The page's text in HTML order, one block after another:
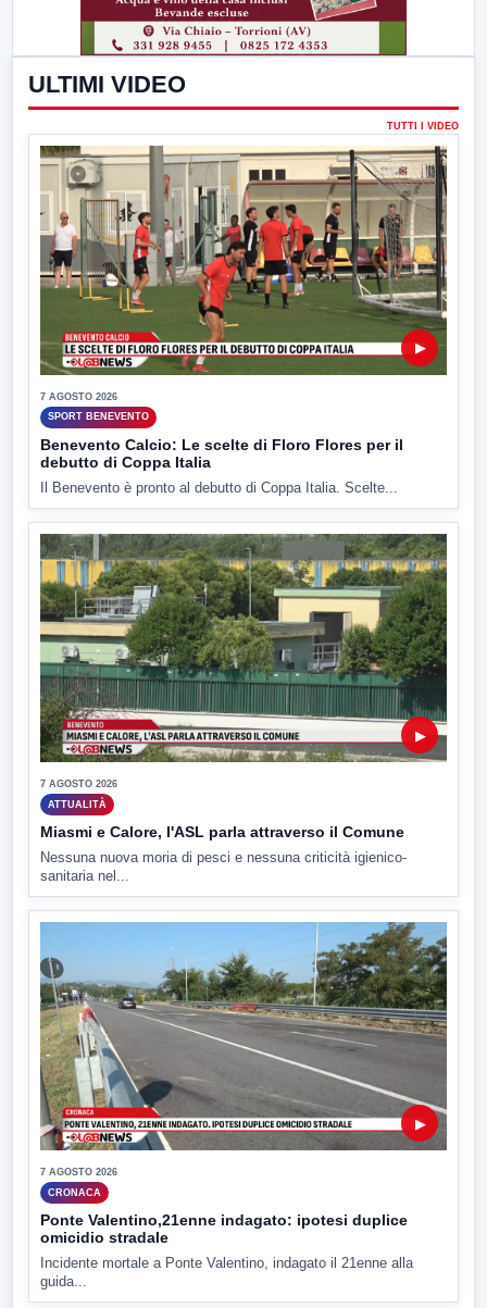
ULTIMI VIDEO
TUTTI I VIDEO
▶
7 AGOSTO 2026
SPORT BENEVENTO
Benevento Calcio: Le scelte di Floro Flores per il
debutto di Coppa Italia
Il Benevento è pronto al debutto di Coppa Italia. Scelte...
▶
7 AGOSTO 2026
ATTUALITÀ
Miasmi e Calore, l'ASL parla attraverso il Comune
Nessuna nuova moria di pesci e nessuna criticità igienico-
sanitaria nel...
▶
7 AGOSTO 2026
CRONACA
Ponte Valentino,21enne indagato: ipotesi duplice
omicidio stradale
Incidente mortale a Ponte Valentino, indagato il 21enne alla
guida...